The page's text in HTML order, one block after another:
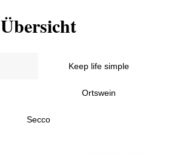
Übersicht
Keep life simple
Ortswein
Secco